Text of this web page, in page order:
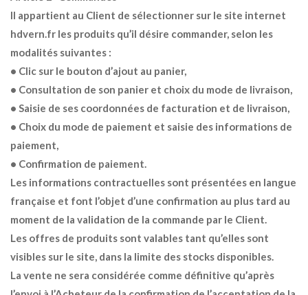
Il appartient au Client de sélectionner sur le site internet
hdvern.fr les produits qu’il désire commander, selon les
modalités suivantes :
• Clic sur le bouton d’ajout au panier,
• Consultation de son panier et choix du mode de livraison,
• Saisie de ses coordonnées de facturation et de livraison,
• Choix du mode de paiement et saisie des informations de
paiement,
• Confirmation de paiement.
Les informations contractuelles sont présentées en langue
française et font l’objet d’une confirmation au plus tard au
moment de la validation de la commande par le Client.
Les offres de produits sont valables tant qu’elles sont
visibles sur le site, dans la limite des stocks disponibles.
La vente ne sera considérée comme définitive qu’après